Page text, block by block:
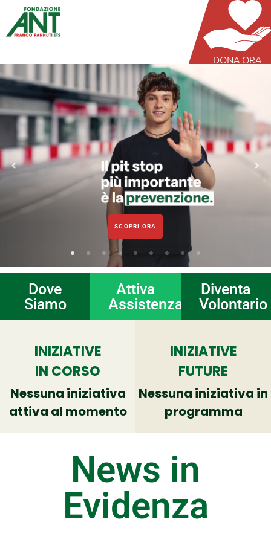
DONA ORA
SCOPRI ORA
Dove
Siamo
Attiva
Assistenza
Diventa
Volontario
INIZIATIVE
IN CORSO
Nessuna iniziativa
attiva al momento
INIZIATIVE
FUTURE
Nessuna iniziativa in
programma
News in
Evidenza